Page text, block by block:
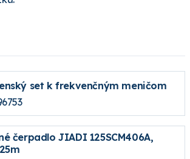
set k frekvenčným meničom
čerpadlo JIADI 125SCM406A,